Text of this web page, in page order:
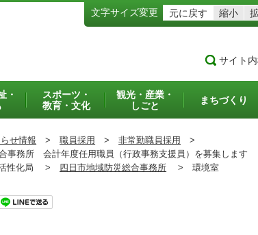
文字サイズ変更 元に戻す 縮小
サイト
・
スポーツ・
教育・文化
観光・産業・
しごと
まちづくり
せ情報 > 職員採用 > 非常勤職員採用
>
事務所 会計年度任用職員（行政事務支援員）を募集します
活性化局 > 四日市地域防災総合事務所 > 環境室